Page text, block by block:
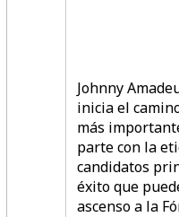
Johnny
inicia el
más
parte con la
candidatos
éxito que
ascenso a la